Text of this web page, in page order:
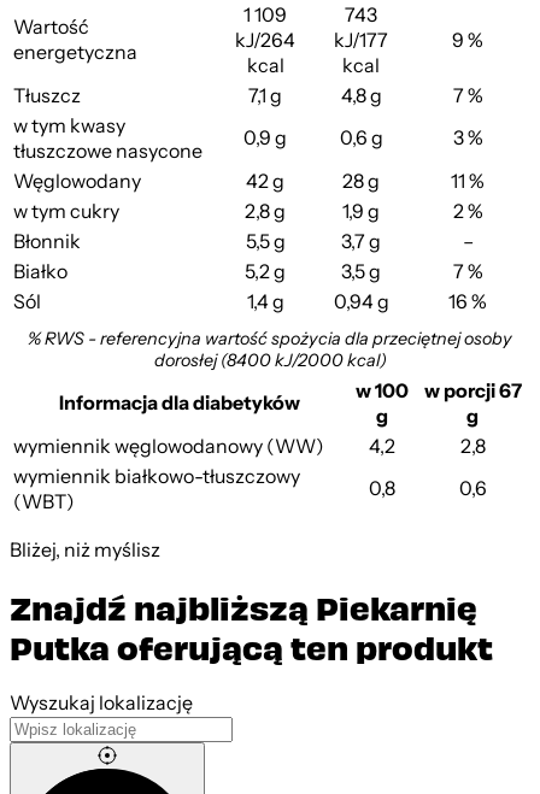
Wartość
energetyczna
1 109
kJ/264
kcal
743
kJ/177
kcal
9 %
Tłuszcz 7,1 g 4,8 g
7 %
w tym kwasy
tłuszczowe nasycone
0,9 g 0,6 g
3 %
Węglowodany
42 g 28 g
11 %
w tym cukry
2,8 g 1,9 g
2 %
Błonnik
5,5 g 3,7 g
–
Białko
5,2 g 3,5 g
7 %
Sól
1,4 g 0,94 g 16 %
% RWS - referencyjna wartość spożycia dla przeciętnej osoby
dorosłej (8400 kJ/2000 kcal)
Informacja dla diabetyków
w 100
g
w porcji 67
g
wymiennik węglowodanowy (WW)
4,2
2,8
wymiennik białkowo-tłuszczowy
(WBT)
0,8 0,6
Bliżej, niż myślisz
Znajdź najbliższą Piekarnię
Putka oferującą ten produkt
Wyszukaj lokalizację